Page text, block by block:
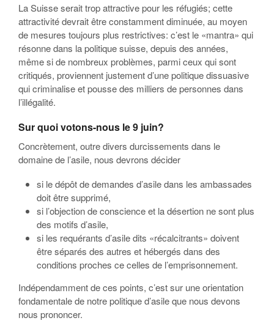
La Suisse serait trop attractive pour les réfugiés; cette
attractivité devrait être constamment diminuée, au moyen
de mesures toujours plus restrictives: c’est le «mantra» qui
résonne dans la politique suisse, depuis des années,
même si de nombreux problèmes, parmi ceux qui sont
critiqués, proviennent justement d’une politique dissuasive
qui criminalise et pousse des milliers de personnes dans
l’illégalité.
Sur quoi votons-nous le 9 juin?
Concrètement, outre divers durcissements dans le
domaine de l’asile, nous devrons décider
si le dépôt de demandes d’asile dans les ambassades
doit être supprimé,
si l’objection de conscience et la désertion ne sont plus
des motifs d’asile,
si les requérants d’asile dits «récalcitrants» doivent
être séparés des autres et hébergés dans des
conditions proches ce celles de l’emprisonnement.
Indépendamment de ces points, c’est sur une orientation
fondamentale de notre politique d’asile que nous devons
nous prononcer.